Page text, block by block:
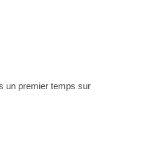
un premier temps sur